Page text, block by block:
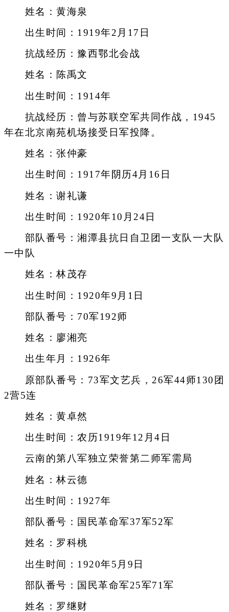
姓名：黄海泉
出生时间：1919年2月17日
抗战经历：豫西鄂北会战
姓名：陈禹文
出生时间：1914年
抗战经历：曾与苏联空军共同作战，1945
年在北京南苑机场接受日军投降。
姓名：张仲豪
出生时间：1917年阴历4月16日
姓名：谢礼谦
出生时间：1920年10月24日
部队番号：湘潭县抗日自卫团一支队一大队
一中队
姓名：林茂存
出生时间：1920年9月1日
部队番号：70军192师
姓名：廖湘亮
出生年月：1926年
原部队番号：73军文艺兵，26军44师130团
2营5连
姓名：黄卓然
出生时间：农历1919年12月4日
云南的第八军独立荣誉第二师军需局
姓名：林云德
出生时间：1927年
部队番号：国民革命军37军52军
姓名：罗科桃
出生时间：1920年5月9日
部队番号：国民革命军25军71军
姓名：罗继财